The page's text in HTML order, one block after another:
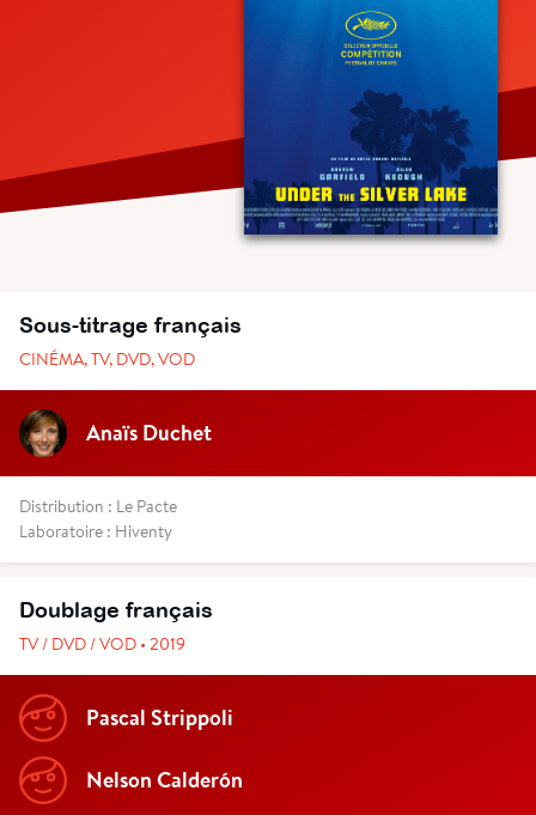
Sous-titrage français
CINÉMA, TV, DVD, VOD
Anaïs Duchet
Distribution : Le Pacte
Laboratoire : Hiventy
Doublage français
TV / DVD / VOD • 2019
Pascal Strippoli
Nelson Calderón